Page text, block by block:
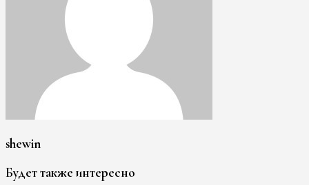
shewin
Будет также интересно